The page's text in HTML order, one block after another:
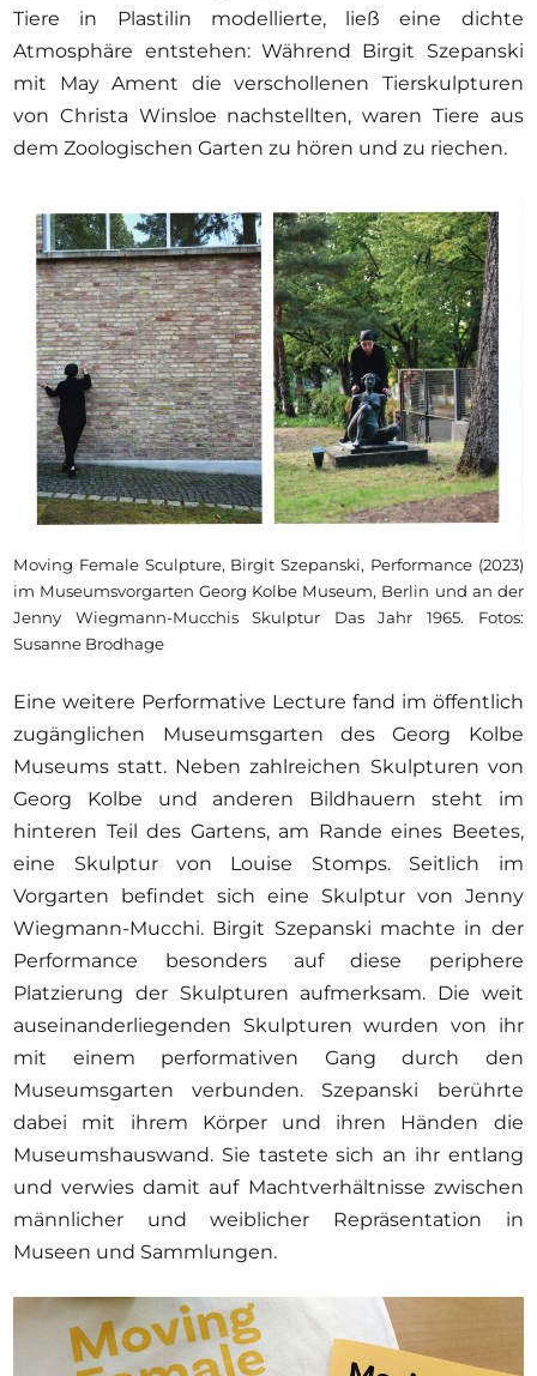
Tiere in Plastilin modellierte, ließ eine dichte
Atmosphäre entstehen: Während Birgit Szepanski
mit May Ament die verschollenen Tierskulpturen
von Christa Winsloe nachstellten, waren Tiere aus
dem Zoologischen Garten zu hören und zu riechen.
Moving Female Sculpture, Birgit Szepanski, Performance (2023)
im Museumsvorgarten Georg Kolbe Museum, Berlin und an der
Jenny Wiegmann-Mucchis Skulptur Das Jahr 1965. Fotos:
Susanne Brodhage
Eine weitere Performative Lecture fand im öffentlich
zugänglichen Museumsgarten des Georg Kolbe
Museums statt. Neben zahlreichen Skulpturen von
Georg Kolbe und anderen Bildhauern steht im
hinteren Teil des Gartens, am Rande eines Beetes,
eine Skulptur von Louise Stomps. Seitlich im
Vorgarten befindet sich eine Skulptur von Jenny
Wiegmann-Mucchi. Birgit Szepanski machte in der
Performance besonders auf diese periphere
Platzierung der Skulpturen aufmerksam. Die weit
auseinanderliegenden Skulpturen wurden von ihr
mit einem performativen Gang durch den
Museumsgarten verbunden. Szepanski berührte
dabei mit ihrem Körper und ihren Händen die
Museumshauswand. Sie tastete sich an ihr entlang
und verwies damit auf Machtverhältnisse zwischen
männlicher und weiblicher Repräsentation in
Museen und Sammlungen.